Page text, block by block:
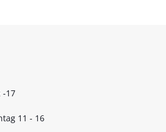
-17
11 - 16